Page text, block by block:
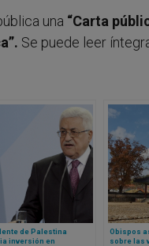
una “Carta
Se puede leer
de Palestina
inversión en
Obispos
sobre las